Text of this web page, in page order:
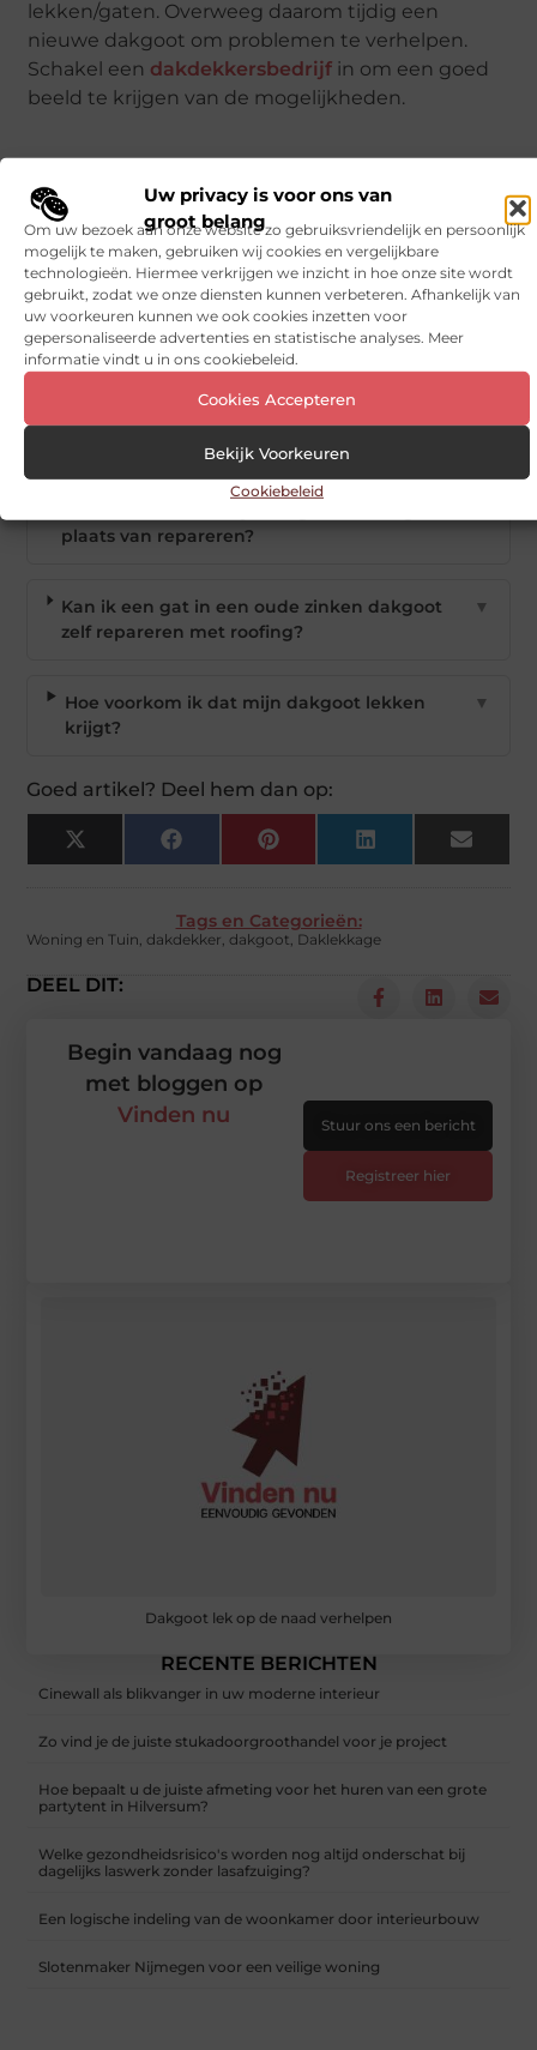
Uw privacy is voor ons van
groot belang
Om uw bezoek aan onze website zo gebruiksvriendelijk en persoonlijk
mogelijk te maken, gebruiken wij cookies en vergelijkbare
technologieën. Hiermee verkrijgen we inzicht in hoe onze site wordt
gebruikt, zodat we onze diensten kunnen verbeteren. Afhankelijk van
uw voorkeuren kunnen we ook cookies inzetten voor
gepersonaliseerde advertenties en statistische analyses. Meer
informatie vindt u in ons cookiebeleid.
Cookies Accepteren
Bekijk Voorkeuren
Cookiebeleid
lekken/gaten. Overweeg daarom tijdig een
nieuwe dakgoot om problemen te verhelpen.
Schakel een dakdekkersbedrijf in om een goed
beeld te krijgen van de mogelijkheden.
Veelgestelde vragen
Hoe herken ik wat voor soort dakgoot ik
heb?
Wat is de beste oplossing voor een lek op de
plaats van repareren?
Kan ik een gat in een oude zinken dakgoot
zelf repareren met roofing?
▼
Hoe voorkom ik dat mijn dakgoot lekken
krijgt?
▼
Goed artikel? Deel hem dan op:
X
(Twitter)
Facebook Pinterest LinkedIn Email
Tags en Categorieën:
Woning en Tuin, dakdekker, dakgoot, Daklekkage
DEEL DIT:
Dakgoot lek op de naad verhelpen
RECENTE BERICHTEN
Cinewall als blikvanger in uw moderne interieur
Zo vind je de juiste stukadoorgroothandel voor je project
Hoe bepaalt u de juiste afmeting voor het huren van een grote
partytent in Hilversum?
Welke gezondheidsrisico's worden nog altijd onderschat bij
dagelijks laswerk zonder lasafzuiging?
Een logische indeling van de woonkamer door interieurbouw
Slotenmaker Nijmegen voor een veilige woning
Begin vandaag nog
met bloggen op
Vinden nu
Stuur ons een bericht
Registreer hier